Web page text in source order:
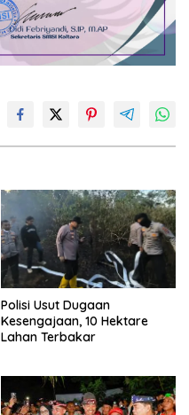
Polisi Usut Dugaan
Kesengajaan, 10 Hektare
Lahan Terbakar